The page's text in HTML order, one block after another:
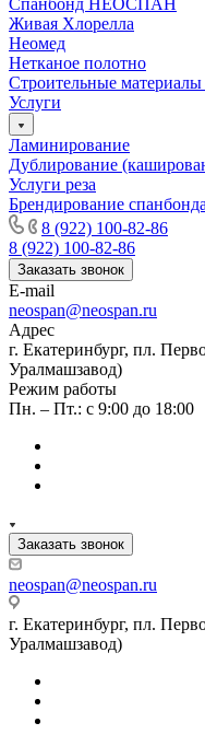
Живая Хлорелла
Нeомед
Нетканое полотно
Строительные материалы
Услуги
Ламинирование
Дублирование
Услуги реза
Брендирование спанбонда
8 (922) 100-82-86
8 (922) 100-82-86
Заказать звонок
E-mail
neospan@neospan.ru
Адрес
г. Екатеринбург, пл.
Уралмашзавод)
Режим работы
Пн. – Пт.: с 9:00 до 18:00
Заказать звонок
neospan@neospan.ru
г. Екатеринбург, пл.
Уралмашзавод)